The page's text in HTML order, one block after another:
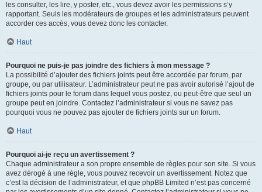
les consulter, les lire, y poster, etc., vous devez avoir les permissions s’y
rapportant. Seuls les modérateurs de groupes et les administrateurs peuvent
accorder ces accès, vous devez donc les contacter.
Haut
Pourquoi ne puis-je pas joindre des fichiers à mon message ?
La possibilité d’ajouter des fichiers joints peut être accordée par forum, par
groupe, ou par utilisateur. L’administrateur peut ne pas avoir autorisé l’ajout de
fichiers joints pour le forum dans lequel vous postez, ou peut-être que seul un
groupe peut en joindre. Contactez l’administrateur si vous ne savez pas
pourquoi vous ne pouvez pas ajouter de fichiers joints sur un forum.
Haut
Pourquoi ai-je reçu un avertissement ?
Chaque administrateur a son propre ensemble de règles pour son site. Si vous
avez dérogé à une règle, vous pouvez recevoir un avertissement. Notez que
c’est la décision de l’administrateur, et que phpBB Limited n’est pas concerné